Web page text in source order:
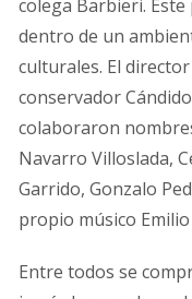
colega Barbieri.
dentro de un
culturales. El
conservador
colaboraron
Navarro Villoslada,
Garrido, Gonzalo
propio músico
Entre todos se